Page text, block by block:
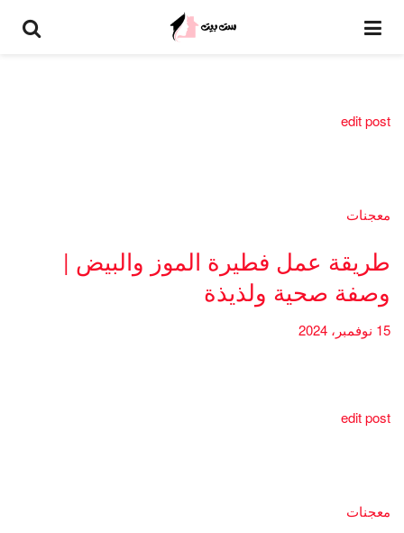
edit post
معجنات
طريقة عمل فطيرة الموز والبيض |
وصفة صحية ولذيذة
15 نوفمبر، 2024
edit post
معجنات